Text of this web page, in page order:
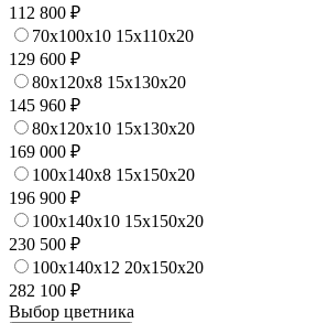
112 800 ₽
70x100x10 15x110x20
129 600 ₽
80x120x8 15x130x20
145 960 ₽
80x120x10 15x130x20
169 000 ₽
100x140x8 15x150x20
196 900 ₽
100x140x10 15x150x20
230 500 ₽
100x140x12 20x150x20
282 100 ₽
Выбор цветника